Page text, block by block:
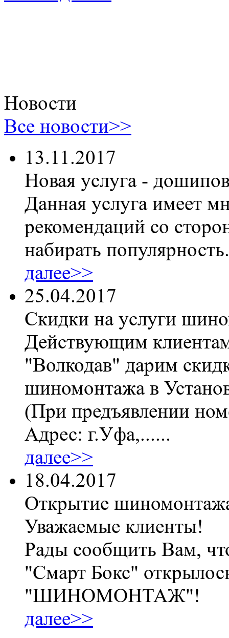
Новости
Все новости>>
13.11.2017
Новая услуга -
Данная услуга имеет
рекомендаций со
набирать популярность.
далее>>
25.04.2017
Скидки на услуги
Действующим
"Волкодав" дарим
шиномонтажа в
(При предъявлении
Адрес: г.Уфа,......
далее>>
18.04.2017
Открытие
Уважаемые клиенты!
Рады сообщить Вам,
"Смарт Бокс"
"ШИНОМОНТАЖ"!
далее>>